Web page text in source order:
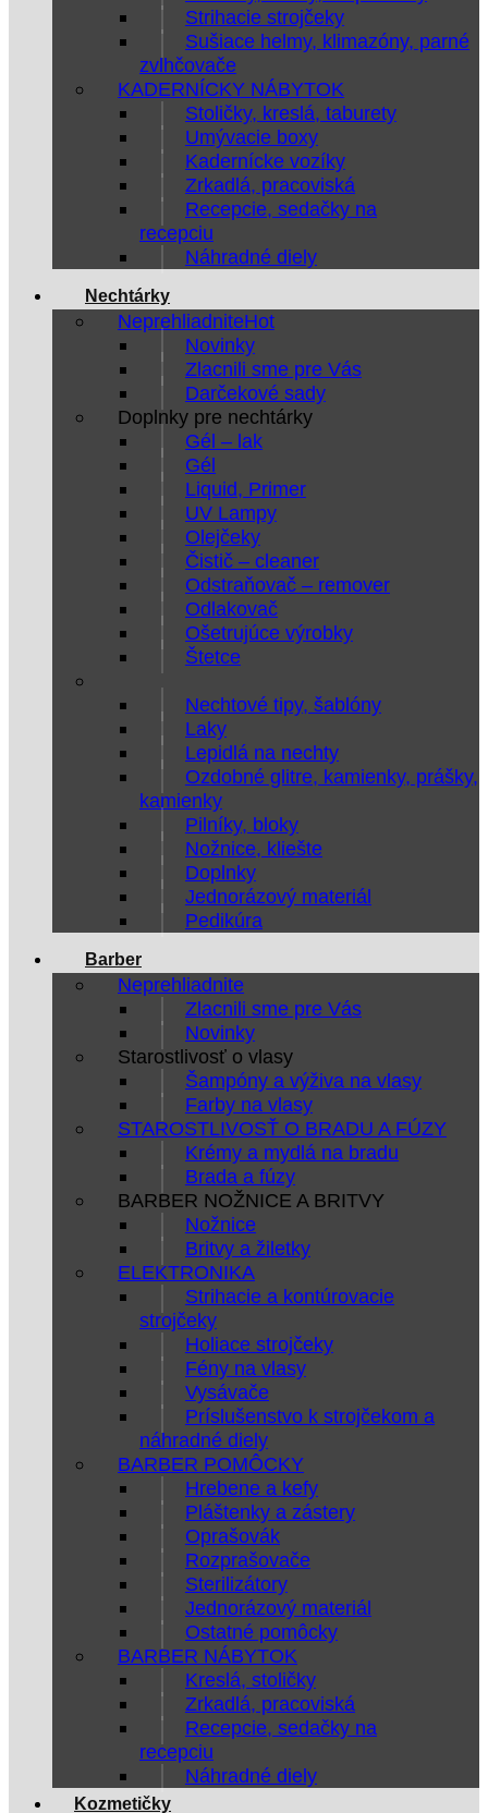
Strihacie strojčeky
Sušiace helmy, klimazóny, parné
zvlhčovače
KADERNÍCKY NÁBYTOK
Stoličky, kreslá, taburety
Umývacie boxy
Kadernícke vozíky
Zrkadlá, pracoviská
Recepcie, sedačky na
recepciu
Náhradné diely
Nechtárky
Neprehliadnite
Novinky
Zlacnili sme pre Vás
Darčekové sady
Doplnky pre nechtárky
Gél – lak
Gél
Liquid, Primer
UV Lampy
Olejčeky
Čistič – cleaner
Odstraňovač – remover
Odlakovač
Ošetrujúce výrobky
Štetce
Nechtové tipy, šablóny
Laky
Lepidlá na nechty
Ozdobné glitre, kamienky, prášky,
kamienky
Pilníky, bloky
Nožnice, kliešte
Doplnky
Jednorázový materiál
Pedikúra
Barber
Neprehliadnite
Zlacnili sme pre Vás
Novinky
Starostlivosť o vlasy
Šampóny a výživa na vlasy
Farby na vlasy
STAROSTLIVOSŤ O BRADU A FÚZY
Krémy a mydlá na bradu
Brada a fúzy
BARBER NOŽNICE A BRITVY
Nožnice
Britvy a žiletky
ELEKTRONIKA
Strihacie a kontúrovacie
strojčeky
Holiace strojčeky
Fény na vlasy
Vysávače
Príslušenstvo k strojčekom a
náhradné diely
BARBER POMÔCKY
Hrebene a kefy
Pláštenky a zástery
Oprašovák
Rozprašovače
Sterilizátory
Jednorázový materiál
Ostatné pomôcky
BARBER NÁBYTOK
Kreslá, stoličky
Zrkadlá, pracoviská
Recepcie, sedačky na
recepciu
Náhradné diely
Kozmetičky